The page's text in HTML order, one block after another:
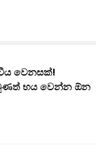
වෙනසක්!
භය වෙන්න ඕන